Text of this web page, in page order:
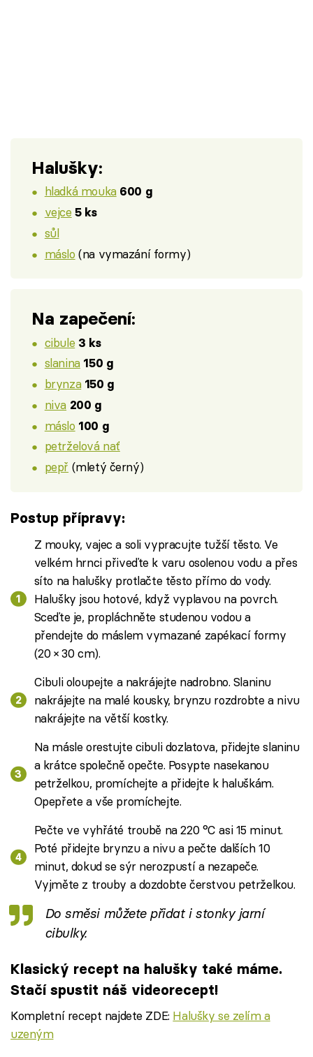
Halušky:
hladká mouka 600 g
vejce 5 ks
sůl
máslo (na vymazání formy)
Na zapečení:
cibule 3 ks
slanina 150 g
brynza 150 g
niva 200 g
máslo 100 g
petrželová nať
pepř (mletý černý)
Postup přípravy:
Z mouky, vajec a soli vypracujte tužší těsto. Ve
velkém hrnci přiveďte k varu osolenou vodu a přes
síto na halušky protlačte těsto přímo do vody.
Halušky jsou hotové, když vyplavou na povrch.
Sceďte je, propláchněte studenou vodou a
přendejte do máslem vymazané zapékací formy
(20 × 30 cm).
Cibuli oloupejte a nakrájejte nadrobno. Slaninu
nakrájejte na malé kousky, brynzu rozdrobte a nivu
nakrájejte na větší kostky.
Na másle orestujte cibuli dozlatova, přidejte slaninu
a krátce společně opečte. Posypte nasekanou
petrželkou, promíchejte a přidejte k haluškám.
Opepřete a vše promíchejte.
Pečte ve vyhřáté troubě na 220 °C asi 15 minut.
Poté přidejte brynzu a nivu a pečte dalších 10
minut, dokud se sýr nerozpustí a nezapeče.
Vyjměte z trouby a dozdobte čerstvou petrželkou.
Do směsi můžete přidat i stonky jarní
cibulky.
Klasický recept na halušky také máme.
Stačí spustit náš videorecept!
Kompletní recept najdete ZDE: Halušky se zelím a
uzeným